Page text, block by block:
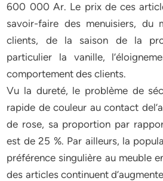
600 000 Ar. Le prix de ces
savoir-faire des menuisiers, du
clients, de la saison de la
particulier la vanille,
comportement des clients.
Vu la dureté, le problème de
rapide de couleur au contact
de rose, sa proportion par
est de 25 %. Par ailleurs, la
préférence singulière au meuble
des articles continuent